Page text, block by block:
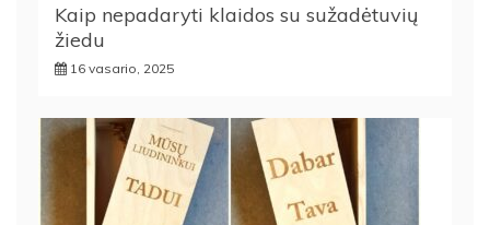
Kaip nepadaryti klaidos su sužadėtuvių
žiedu
16 vasario, 2025